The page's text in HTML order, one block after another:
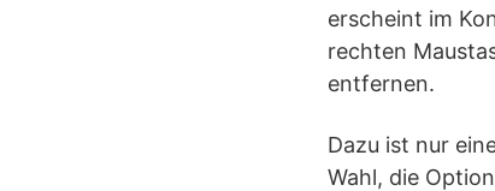
erscheint im
rechten
entfernen.
Dazu ist nur
Wahl, die Option